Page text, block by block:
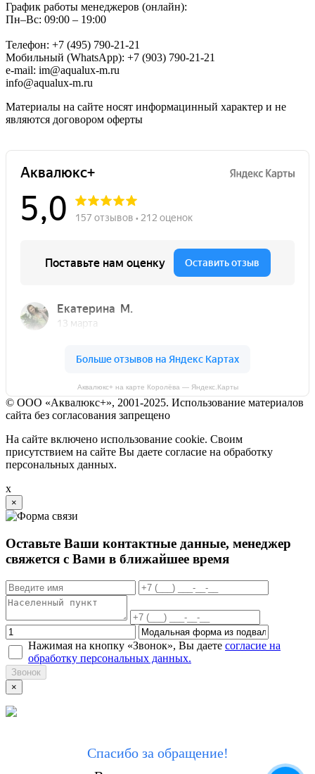
График работы менеджеров (онлайн):
Пн–Вс: 09:00 – 19:00
Телефон: +7 (495) 790-21-21
Мобильный (WhatsApp): +7 (903) 790-21-21
e-mail: im@aqualux-m.ru
info@aqualux-m.ru
Материалы на сайте носят информацинный характер и не
являются договором оферты
Аквалюкс+ на карте Королёва — Яндекс.Карты
© ООО «Аквалюкс+», 2001-2025. Использование материалов
сайта без согласования запрещено
На сайте включено использование cookie. Своим
присутствием на сайте Вы даете согласие на обработку
персональных данных.
x
×
Оставьте Ваши контактные данные, менеджер
свяжется с Вами в ближайшее время
Нажимая на кнопку «Звонок», Вы даете согласие на
обработку персональных данных.
Звонок
×
Спасибо за обращение!